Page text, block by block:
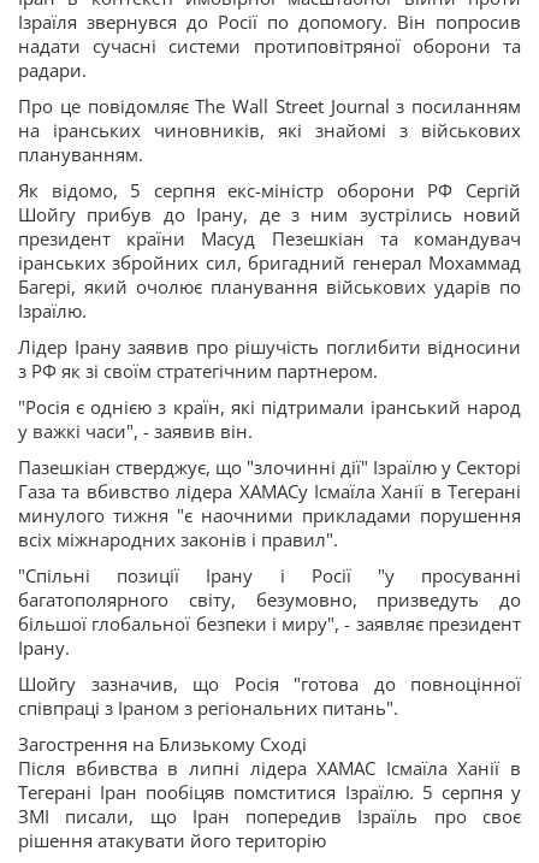
Ізраїля звернувся до Росії по допомогу. Він попросив
надати сучасні системи протиповітряної оборони та
радари.
Про це повідомляє The Wall Street Journal з посиланням
на іранських чиновників, які знайомі з військових
плануванням.
Як відомо, 5 серпня екс-міністр оборони РФ Сергій
Шойгу прибув до Ірану, де з ним зустрілись новий
президент країни Масуд Пезешкіан та командувач
іранських збройних сил, бригадний генерал Мохаммад
Багері, який очолює планування військових ударів по
Ізраїлю.
Лідер Ірану заявив про рішучість поглибити відносини
з РФ як зі своїм стратегічним партнером.
"Росія є однією з країн, які підтримали іранський народ
у важкі часи", - заявив він.
Пазешкіан стверджує, що "злочинні дії" Ізраїлю у Секторі
Газа та вбивство лідера ХАМАСу Ісмаїла Ханії в Тегерані
минулого тижня "є наочними прикладами порушення
всіх міжнародних законів і правил".
"Спільні позиції Ірану і Росії "у просуванні
багатополярного світу, безумовно, призведуть до
більшої глобальної безпеки і миру", - заявляє президент
Ірану.
Шойгу зазначив, що Росія "готова до повноцінної
співпраці з Іраном з регіональних питань".
Загострення на Близькому Сході
Після вбивства в липні лідера ХАМАС Ісмаїла Ханії в
Тегерані Іран пообіцяв помститися Ізраїлю. 5 серпня у
ЗМІ писали, що Іран попередив Ізраїль про своє
рішення атакувати його територію